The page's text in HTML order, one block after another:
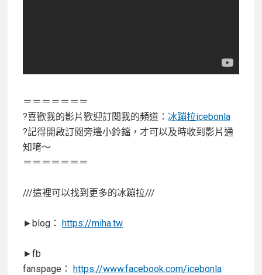
＝＝＝＝＝＝＝
?喜歡我的影片歡迎訂閱我的頻道： 冰蹦拉icebonla
?記得開啟訂閱旁邊小鈴鐺，才可以及時收到影片通
知唷～
＝＝＝＝＝＝＝
///這裡可以找到更多的冰蹦拉///
►blog： https://miha.tw
►fb
fanspage： https://www.facebook.com/icebonla